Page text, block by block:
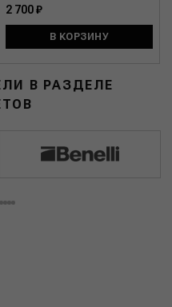
2 700 ₽
В КОРЗИНУ
В РАЗДЕЛЕ